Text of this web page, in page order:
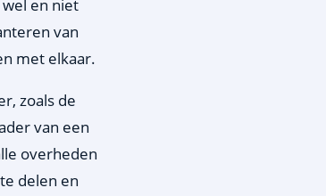
en niet
van
met elkaar.
zoals de
van een
overheden
delen en